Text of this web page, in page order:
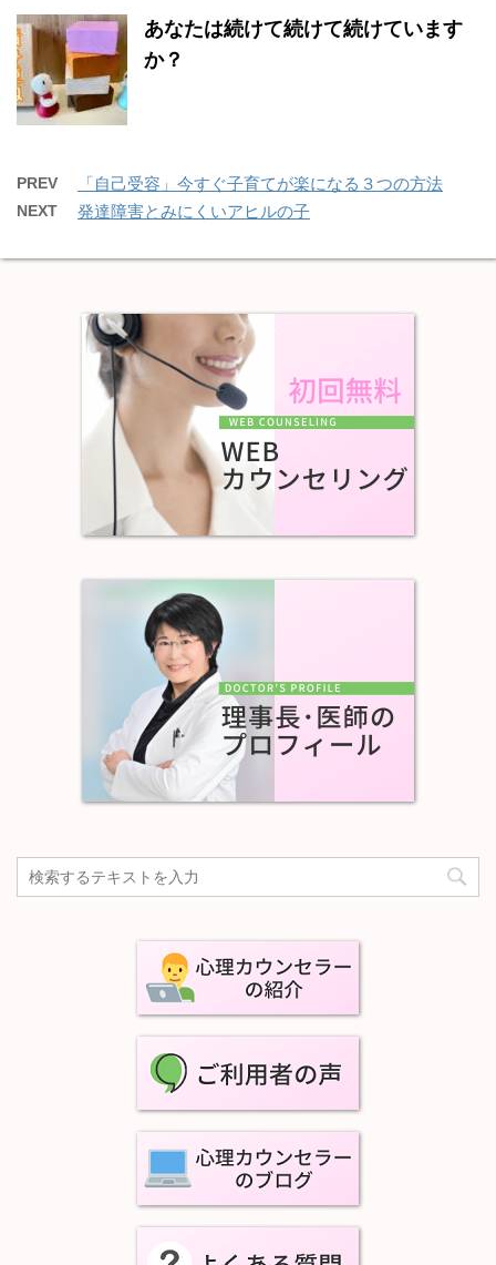
あなたは続けて続けて続けています
か？
PREV 「自己受容」今すぐ子育てが楽になる３つの方法
NEXT 発達障害とみにくいアヒルの子